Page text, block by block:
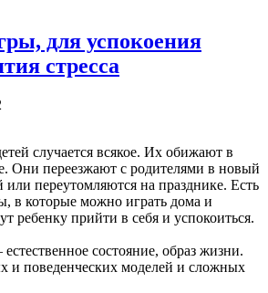
для успокоения
стресса
случается всякое. Их обижают в
Они переезжают с родителями в новый
или переутомляются на празднике. Есть
в которые можно играть дома и
ребенку прийти в себя и успокоиться.
состояние, образ жизни.
и поведенческих моделей и сложных